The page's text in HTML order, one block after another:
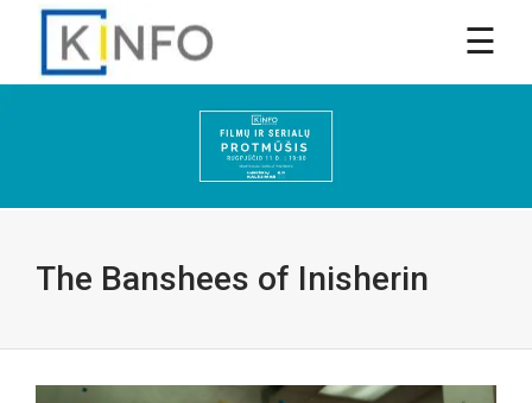
The Banshees of Inisherin